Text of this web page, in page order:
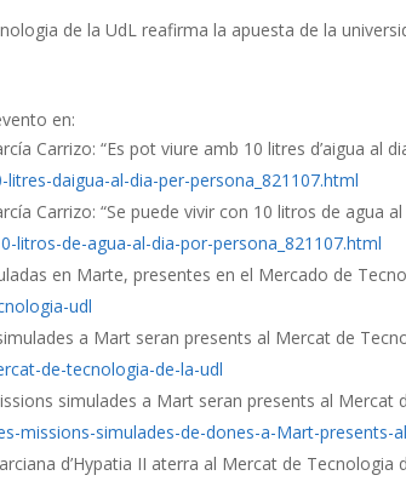
de la UdL reafirma la apuesta de la
en:
Carrizo: “Es pot viure amb 10 litres d’aigua al
daigua-al-dia-per-persona_821107.html
Carrizo: “Se puede vivir con 10 litros de agua
litros-de-agua-al-dia-por-persona_821107.html
en Marte, presentes en el Mercado de
udl
a Mart seran presents al Mercat de
de-tecnologia-de-la-udl
simulades a Mart seran presents al Mercat
missions-simulades-de-dones-a-Mart-presents-
d’Hypatia II aterra al Mercat de Tecnologia